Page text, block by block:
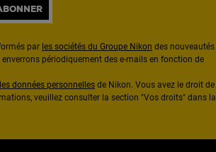
par les sociétés du Groupe Nikon des nouveautés
périodiquement des e-mails en fonction de
données personnelles de Nikon. Vous avez le droit de
veuillez consulter la section "Vos droits" dans la